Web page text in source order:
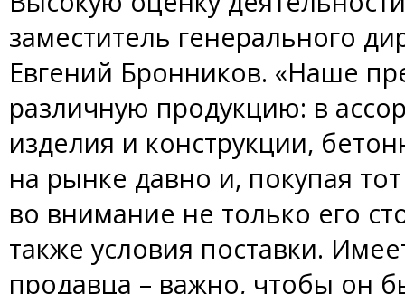
заместитель генерального
Евгений Бронников. «Наше
различную продукцию: в
изделия и конструкции,
на рынке давно и, покупая
во внимание не только его
также условия поставки.
продавца – важно, чтобы он